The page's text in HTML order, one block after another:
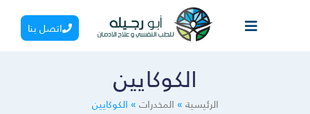
اتصل بنا
الكوكايين
الرئيسية»المخدرات»الكوكايين